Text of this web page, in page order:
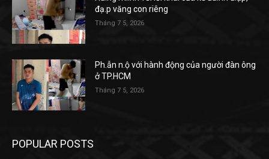
đạ.p văng con riêng
Tháng 7 5, 2026
Ph.ẫn n.ộ với hành động của người đàn ông
ở TP.HCM
Tháng 7 5, 2026
POPULAR POSTS